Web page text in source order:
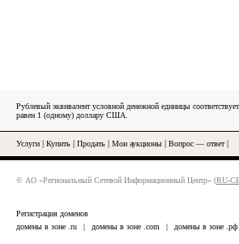
Рублевый эквивалент условной денежной единицы
равен 1 (одному) доллару США.
Услуги Купить Продать Мои аукционы Вопрос — ответ|
© АО «Региональный Сетевой Информационный Центр» (RU-
Регистрация доменов
домены в зоне .ru
| домены в зоне .com | домены в зоне .рф